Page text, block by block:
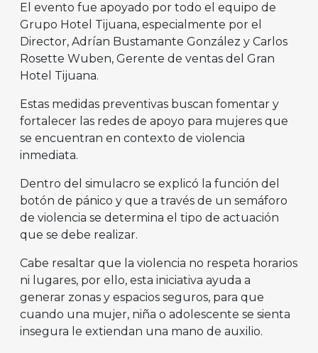
El evento fue apoyado por todo el equipo de
Grupo Hotel Tijuana, especialmente por el
Director, Adrían Bustamante González y Carlos
Rosette Wuben, Gerente de ventas del Gran
Hotel Tijuana.
Estas medidas preventivas buscan fomentar y
fortalecer las redes de apoyo para mujeres que
se encuentran en contexto de violencia
inmediata.
Dentro del simulacro se explicó la función del
botón de pánico y que a través de un semáforo
de violencia se determina el tipo de actuación
que se debe realizar.
Cabe resaltar que la violencia no respeta horarios
ni lugares, por ello, esta iniciativa ayuda a
generar zonas y espacios seguros, para que
cuando una mujer, niña o adolescente se sienta
insegura le extiendan una mano de auxilio.